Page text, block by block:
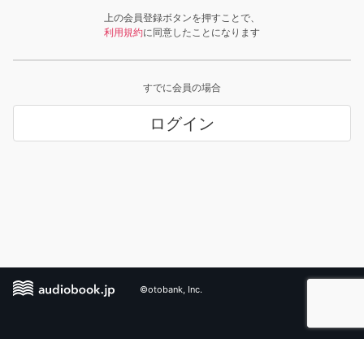
上の会員登録ボタンを押すことで、
利用規約に同意したことになります
すでに会員の場合
ログイン
©otobank, Inc.